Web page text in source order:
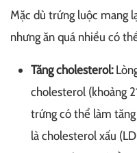
Mặc dù trứng luộc mang
nhưng ăn quá nhiều có
Tăng cholesterol:
cholesterol (khoảng
trứng có thể làm
là cholesterol xấu